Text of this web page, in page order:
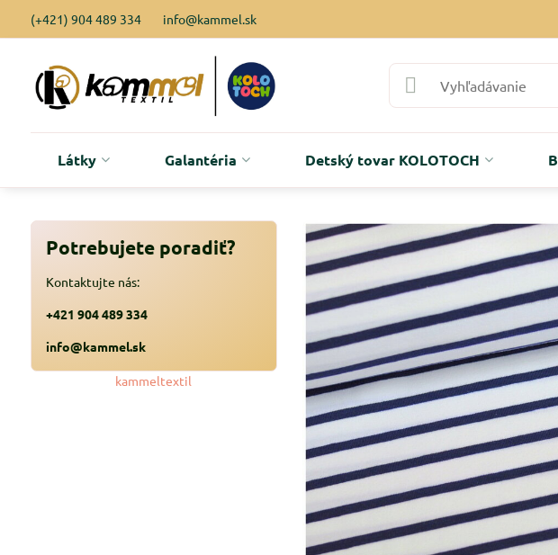
(+421) 904 489 334 info@kammel.sk
Látky Galantéria Detský tovar KOLOTOCH
Potrebujete poradiť?
Kontaktujte nás:
+421 904 489 334
info@kammel.sk
kammeltextil